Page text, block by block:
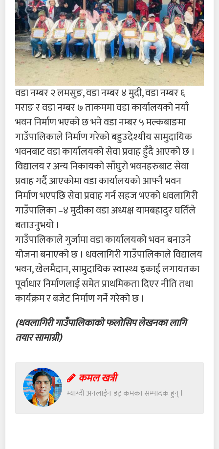
वडा नम्बर २ लमसुङ, वडा नम्बर ४ मुदी, वडा नम्बर ६
मराङ र वडा नम्बर ७ ताकममा वडा कार्यालयको नयाँ
भवन निर्माण भएको छ भने वडा नम्बर ५ मल्कबाङमा
गाउँपालिकाले निर्माण गरेको बहुउदेश्यीय सामुदायिक
भवनबाट वडा कार्यालयको सेवा प्रवाह हुँदै आएको छ ।
विद्यालय र अन्य निकायको साँघुरो भवनहरुबाट सेवा
प्रवाह गर्दै आएकोमा वडा कार्यालयको आफ्नै भवन
निर्माण भएपछि सेवा प्रवाह गर्न सहज भएको धवलागिरी
गाउँपालिका –४ मुदीका वडा अध्यक्ष यामबहादुर घर्तिले
बताउनुभयो ।
गाउँपालिकाले गुर्जामा वडा कार्यालयको भवन बनाउने
योजना बनाएको छ । धवलागिरी गाउँपालिकाले विद्यालय
भवन, खेलमैदान, सामुदायिक स्वास्थ्य इकाई लगायतका
पूर्वाधार निर्माणलाई समेत प्राथमिकता दिएर नीति तथा
कार्यक्रम र बजेट निर्माण गर्ने गरेको छ ।
(धवलागिरी गाउँपालिकाकाे फलाेसिप लेखनका लागि
तयार सामाग्री)
कमल खत्री
म्याग्दी अनलाईन डट् कमका सम्पादक हुन् l